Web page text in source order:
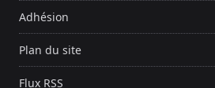
Adhésion
Plan du site
Flux RSS